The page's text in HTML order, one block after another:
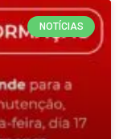
NOTÍCIAS